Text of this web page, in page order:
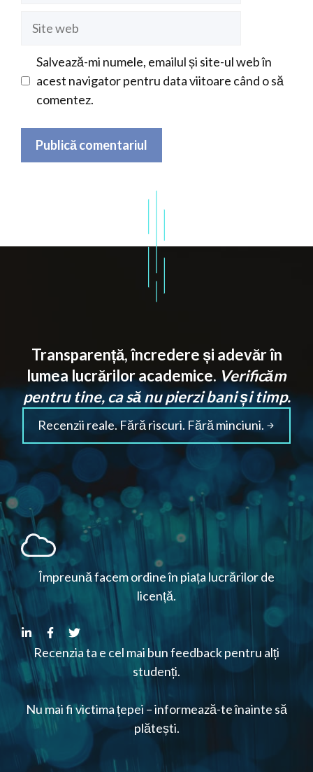
Salvează-mi numele, emailul și site-ul web în
acest navigator pentru data viitoare când o să
comentez.
Transparență, încredere și adevăr în
lumea lucrărilor academice. Verificăm
pentru tine, ca să nu pierzi bani și timp.
Recenzii reale. Fără riscuri. Fără minciuni.
Împreună facem ordine în piața lucrărilor de
licență.
Recenzia ta e cel mai bun feedback pentru alți
studenți.
Nu mai fi victima țepei – informează-te înainte să
plătești.